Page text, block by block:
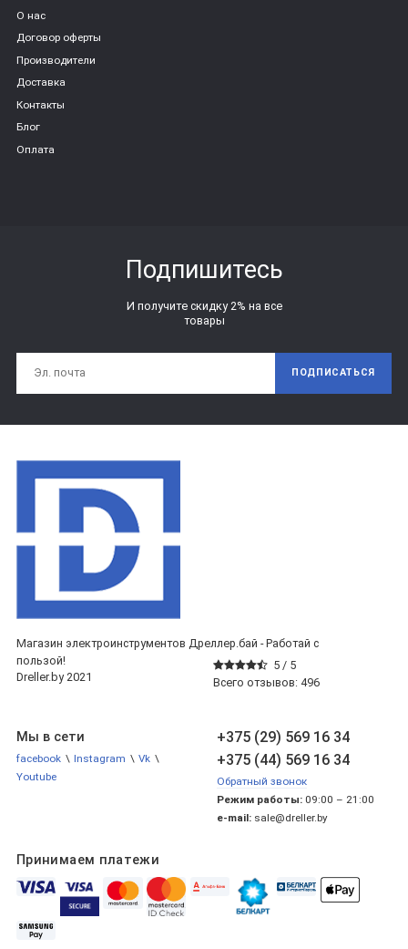
О нас
Договор оферты
Производители
Доставка
Контакты
Блог
Оплата
Подпишитесь
И получите скидку 2% на все
товары
ПОДПИСАТЬСЯ
Магазин электроинструментов Дреллер.бай - Работай с
пользой!
5 / 5
Всего отзывов: 496
Dreller.by 2021
+375 (29) 569 16 34
+375 (44) 569 16 34
Обратный звонок
Режим работы: 09:00 – 21:00
e-mail: sale@dreller.by
Мы в сети
facebook \ Instagram \ Vk \
Youtube
Принимаем платежи